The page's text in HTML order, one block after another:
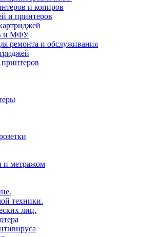
и копиров
и принтеров
и МФУ
ремонта и обслуживания
и метражом
техники.
лиц.